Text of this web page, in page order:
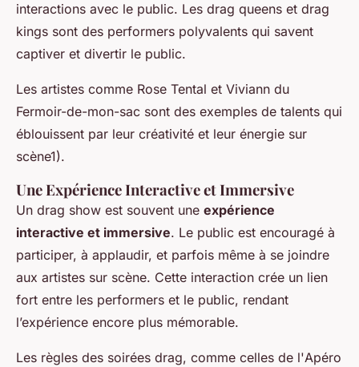
interactions avec le public. Les drag queens et drag
kings sont des performers polyvalents qui savent
captiver et divertir le public.
Les artistes comme Rose Tental et Viviann du
Fermoir-de-mon-sac sont des exemples de talents qui
éblouissent par leur créativité et leur énergie sur
scène1).
Une Expérience Interactive et Immersive
Un drag show est souvent une expérience
interactive et immersive. Le public est encouragé à
participer, à applaudir, et parfois même à se joindre
aux artistes sur scène. Cette interaction crée un lien
fort entre les performers et le public, rendant
l’expérience encore plus mémorable.
Les règles des soirées drag, comme celles de l'Apéro